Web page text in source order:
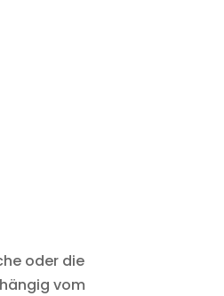
oder die
vom